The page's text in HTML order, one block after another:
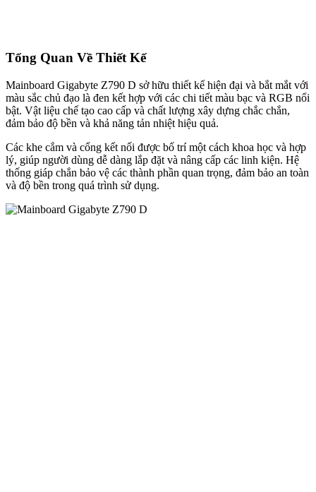
Tổng Quan Về Thiết Kế
Mainboard Gigabyte Z790 D sở hữu thiết kế hiện đại và bắt mắt với
màu sắc chủ đạo là đen kết hợp với các chi tiết màu bạc và RGB nổi
bật. Vật liệu chế tạo cao cấp và chất lượng xây dựng chắc chắn,
đảm bảo độ bền và khả năng tản nhiệt hiệu quả.
Các khe cắm và cổng kết nối được bố trí một cách khoa học và hợp
lý, giúp người dùng dễ dàng lắp đặt và nâng cấp các linh kiện. Hệ
thống giáp chắn bảo vệ các thành phần quan trọng, đảm bảo an toàn
và độ bền trong quá trình sử dụng.